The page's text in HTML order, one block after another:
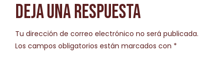
DEJA UNA RESPUESTA
Tu dirección de correo electrónico no será publicada.
Los campos obligatorios están marcados con *